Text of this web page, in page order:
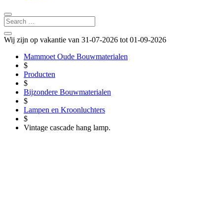
Wij zijn op vakantie van 31-07-2026 tot 01-09-2026
Mammoet Oude Bouwmaterialen
$
Producten
$
Bijzondere Bouwmaterialen
$
Lampen en Kroonluchters
$
Vintage cascade hang lamp.